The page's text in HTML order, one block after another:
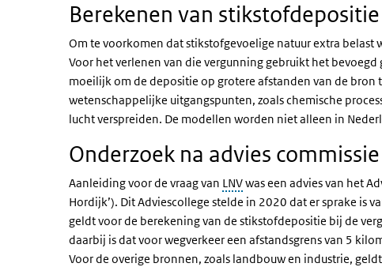
Berekenen van stikstofdepositie
Om te voorkomen dat stikstofgevoelige natuur extra
Voor het verlenen van die vergunning gebruikt het
moeilijk om de depositie op grotere afstanden van de bron
wetenschappelijke uitgangspunten, zoals chemische
lucht verspreiden. De modellen worden niet alleen in
Onderzoek na advies
Aanleiding voor de vraag van LNVwas een advies van het
Hordijk’). Dit Adviescollege stelde in 2020 dat er sprake is
geldt voor de berekening van de stikstofdepositie bij de
daarbij is dat voor wegverkeer een afstandsgrens van 5
Voor de overige bronnen, zoals landbouw en industrie,